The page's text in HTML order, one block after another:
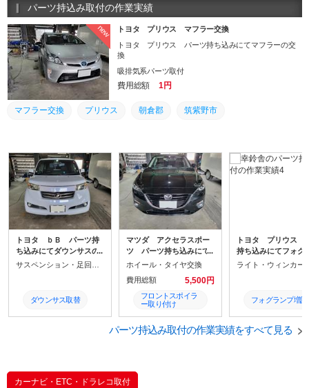
パーツ持込み取付の作業実績
new
トヨタ プリウス マフラー交換
トヨタ プリウス パーツ持ち込みにてマフラーの交
換
吸排気系パーツ取付
費用総額 1円
マフラー交換 プリウス 朝倉郡 筑紫野市
トヨタ ｂＢ パーツ持
ち込みにてダウンサスの
取替
ダウンサス取替
朝倉郡
マツダ アクセラスポー
ツ パーツ持ち込みにて
タイヤ＆ホイールを社外
ラー(汎用品）の取り付け
ホイール・タイヤ交換
費用総額
5,500円
フロントスポイラ
ー取り付け
タイヤ＆ホイール
取替
トヨタ プリウス
持ち込みにてフォグ
プとウインカーを社
フォグランプ増設
プリウス
パーツ持込み取付の作業実績をすべて見る
カーナビ・ETC・ドラレコ取付